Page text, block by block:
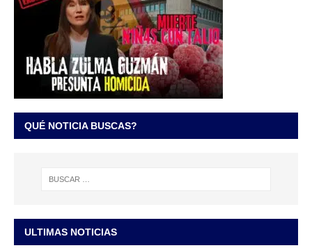
QUÉ NOTICIA BUSCAS?
ULTIMAS NOTICIAS